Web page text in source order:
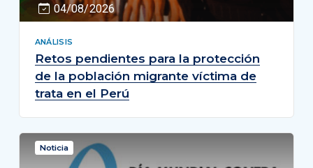
04/08/2026
ANÁLISIS
Retos pendientes para la protección
de la población migrante víctima de
trata en el Perú
Noticia